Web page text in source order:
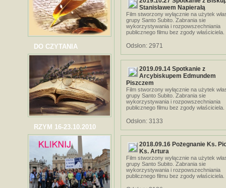
DO CZYTANIA
RZYM 16-23.10.2010
Stanisławem Napierałą
Film stworzony wyłącznie na użytek
grupy Santo Subito. Zabrania sie
wykorzystywania i rozpowszechniania
publicznego filmu bez zgody właściciela.
Odsłon: 2971
2019.09.14 Spotkanie z
Arcybiskupem Edmundem
Piszczem
Film stworzony wyłącznie na użytek
grupy Santo Subito. Zabrania sie
wykorzystywania i rozpowszechniania
publicznego filmu bez zgody właściciela.
Odsłon: 3133
2018.09.16 Pożegnanie Ks.
Ks. Artura
Film stworzony wyłącznie na użytek
grupy Santo Subito. Zabrania sie
wykorzystywania i rozpowszechniania
publicznego filmu bez zgody właściciela.